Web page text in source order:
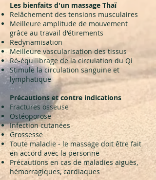
Les bienfaits d'un massage Thaï
Relâchement des tensions musculaires
Meilleure amplitude de mouvement
grâce au travail d'étirements
Redynamisation
Meilleure vascularisation des tissus
Ré-équilibrage de la circulation du Qi
Stimule la circulation sanguine et
lymphatique
Précautions et contre indications
Fractures osseuse
Ostéoporose
Infection cutanées
Grossesse
Toute maladie - le massage doit être fait
en accord avec la personne
Précautions en cas de maladies aiguës,
hémorragiques, cardiaques